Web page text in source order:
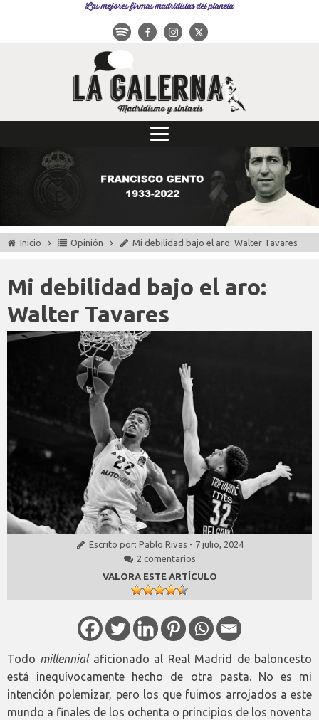
Las mejores firmas madridistas del planeta
Inicio Opinión Mi debilidad bajo el aro: Walter Tavares
Mi debilidad bajo el aro:
Walter Tavares
Escrito por: Pablo Rivas - 7 julio, 2024
2 comentarios
VALORA ESTE ARTÍCULO
Todo millennialaficionado al Real Madrid de baloncesto
está inequívocamente hecho de otra pasta. No es mi
intención polemizar, pero los que fuimos arrojados a este
mundo a finales de los ochenta o principios de los noventa